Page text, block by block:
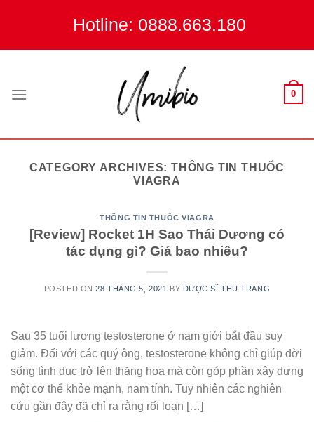
Hotline: 0888.663.180
0
CATEGORY ARCHIVES:THÔNG TIN THUỐC
VIAGRA
THÔNG TIN THUỐC VIAGRA
[Review] Rocket 1H Sao Thái Dương có
tác dụng gì? Giá bao nhiêu?
POSTED ON28 THÁNG 5, 2021 BY DƯỢC SĨ THU TRANG
Sau 35 tuổi lượng testosterone ở nam giới bắt đầu suy
giảm. Đối với các quý ông, testosterone không chỉ giúp đời
sống tình dục trở lên thăng hoa mà còn góp phần xây dựng
một cơ thể khỏe mạnh, nam tính. Tuy nhiên các nghiên
cứu gần đây đã chỉ ra rằng rối loạn […]